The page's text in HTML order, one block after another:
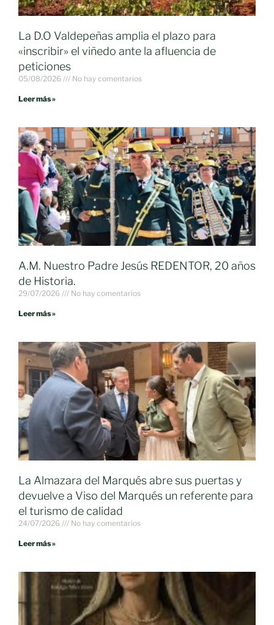
La D.O Valdepeñas amplia el plazo para
«inscribir» el viñedo ante la afluencia de
peticiones
05/08/2026 No hay comentarios
Leer más »
A.M. Nuestro Padre Jesús REDENTOR, 20 años
de Historia.
29/07/2026 No hay comentarios
Leer más »
La Almazara del Marqués abre sus puertas y
devuelve a Viso del Marqués un referente para
el turismo de calidad
24/07/2026 No hay comentarios
Leer más »